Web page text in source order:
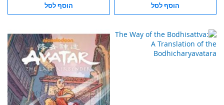
הוסף לסל הוסף לסל